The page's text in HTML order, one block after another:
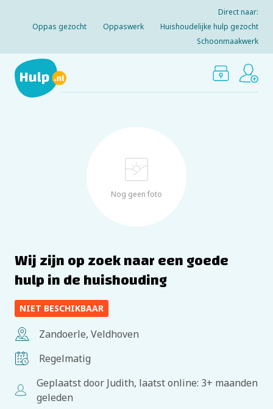
Direct naar:
Oppas gezocht
Oppaswerk
Huishoudelijke hulp gezocht
Schoonmaakwerk
Nog geen foto
Wij zijn op zoek naar een goede
hulp in de huishouding
NIET BESCHIKBAAR
Zandoerle, Veldhoven
Regelmatig
Geplaatst door Judith, laatst online: 3+ maanden
geleden